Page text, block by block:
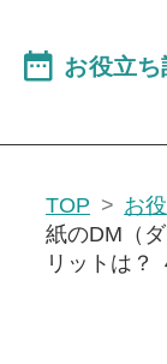
TOP お
紙のDM（
リットは？